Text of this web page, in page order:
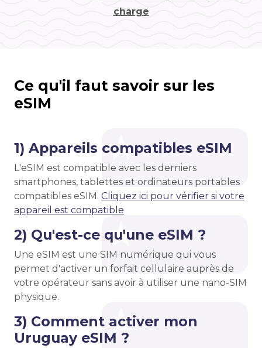
charge
Ce qu'il faut savoir sur les
eSIM
1) Appareils compatibles eSIM
L'eSIM est compatible avec les derniers
smartphones, tablettes et ordinateurs portables
compatibles eSIM. Cliquez ici pour vérifier si votre
appareil est compatible
2) Qu'est-ce qu'une eSIM ?
Une eSIM est une SIM numérique qui vous
permet d'activer un forfait cellulaire auprès de
votre opérateur sans avoir à utiliser une nano-SIM
physique.
3) Comment activer mon
Uruguay eSIM ?